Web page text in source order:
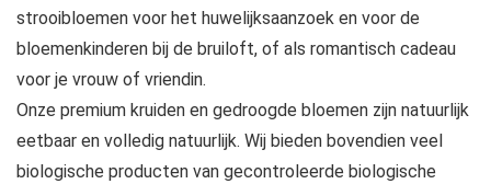
strooibloemen voor het huwelijksaanzoek en voor de
bloemenkinderen bij de bruiloft, of als romantisch cadeau
voor je vrouw of vriendin.
Onze premium kruiden en gedroogde bloemen zijn natuurlijk
eetbaar en volledig natuurlijk. Wij bieden bovendien veel
biologische producten van gecontroleerde biologische